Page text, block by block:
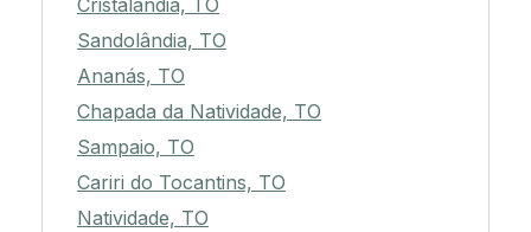
Cristalândia, TO
Sandolândia, TO
Ananás, TO
Chapada da Natividade, TO
Sampaio, TO
Cariri do Tocantins, TO
Natividade, TO